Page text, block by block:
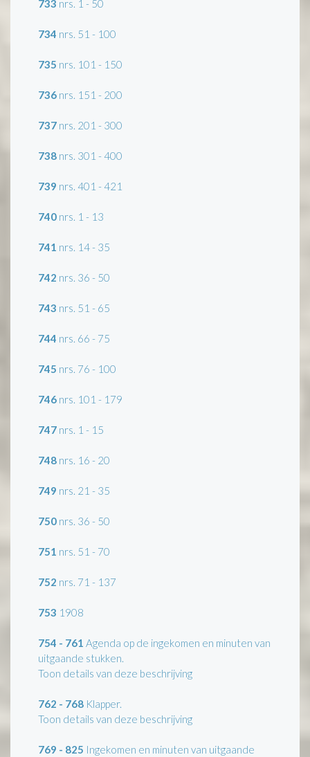
733 nrs. 1 - 50
734 nrs. 51 - 100
735 nrs. 101 - 150
736 nrs. 151 - 200
737 nrs. 201 - 300
738 nrs. 301 - 400
739 nrs. 401 - 421
740 nrs. 1 - 13
741 nrs. 14 - 35
742 nrs. 36 - 50
743 nrs. 51 - 65
744 nrs. 66 - 75
745 nrs. 76 - 100
746 nrs. 101 - 179
747 nrs. 1 - 15
748 nrs. 16 - 20
749 nrs. 21 - 35
750 nrs. 36 - 50
751 nrs. 51 - 70
752 nrs. 71 - 137
753 1908
754 - 761 Agenda op de ingekomen en minuten van
uitgaande stukken.
Toon details van deze beschrijving
762 - 768 Klapper.
Toon details van deze beschrijving
769 - 825 Ingekomen en minuten van uitgaande